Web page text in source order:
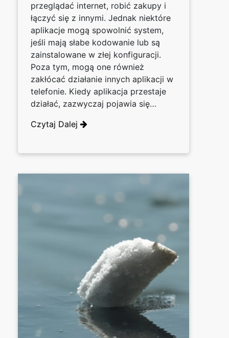
przeglądać internet, robić zakupy i
łączyć się z innymi. Jednak niektóre
aplikacje mogą spowolnić system,
jeśli mają słabe kodowanie lub są
zainstalowane w złej konfiguracji.
Poza tym, mogą one również
zakłócać działanie innych aplikacji w
telefonie. Kiedy aplikacja przestaje
działać, zazwyczaj pojawia się…
Czytaj Dalej